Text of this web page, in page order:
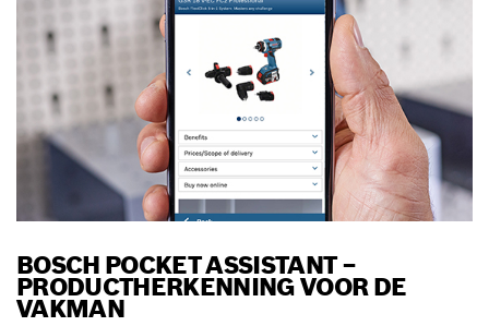
BOSCH POCKET ASSISTANT ‒
PRODUCTHERKENNING VOOR DE
VAKMAN